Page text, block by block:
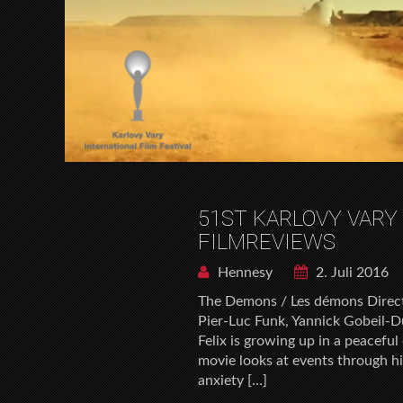
51ST KARLOVY
FILMREVIEWS
Hennesy
2. Juli 2016
The Demons / Les démons
Pier-Luc Funk, Yannick Gobeil-
Felix is growing up in a
movie looks at events through
anxiety […]